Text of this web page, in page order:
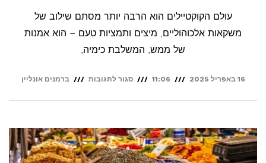
עולם הקוקטיילים הוא הרבה יותר מסתם שילוב של
משקאות אלכוהוליים, מיצים ותמציות טעם – הוא אמנות
של ממש, המשלבת כימיה,
16 באפריל 2025 11:06 סגור לתגובות על
בקוקטיילים:
מעבר
ברמנים אונליין